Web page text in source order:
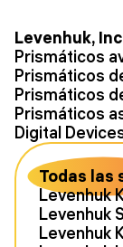
Levenhuk,
Prismáticos
Prismáticos
Prismáticos
Prismáticos
Digital
Todas las
Levenhuk
Levenhuk
Levenhuk